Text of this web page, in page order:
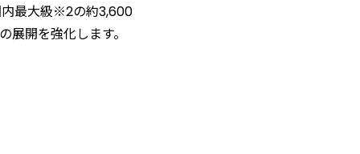
内最大級※2の約3,600
開を強化します。